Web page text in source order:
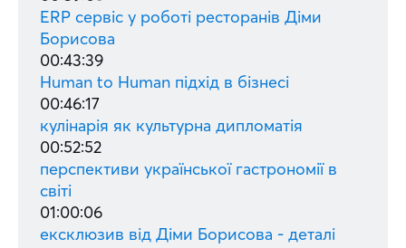
ERP сервіс у роботі ресторанів Діми
Борисова
00:43:39
Human to Human підхід в бізнесі
00:46:17
кулінарія як культурна дипломатія
00:52:52
перспективи української гастрономії в
світі
01:00:06
ексклюзив від Діми Борисова - деталі